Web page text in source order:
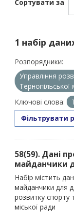
Сортувати за
1 набір
Розпорядники:
Управління
Тернопільської
Ключові слова:
Фільтрувати
58(59). Дані
майданчики
Набір містить
майданчики для
розвитку спорту
міської ради